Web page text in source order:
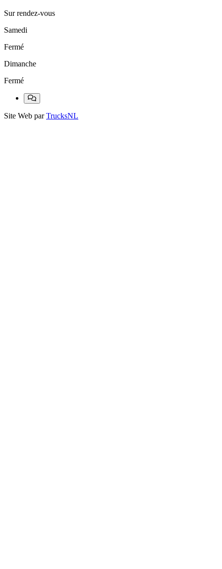
Sur rendez-vous
Samedi
Fermé
Dimanche
Fermé
Site Web par TrucksNL